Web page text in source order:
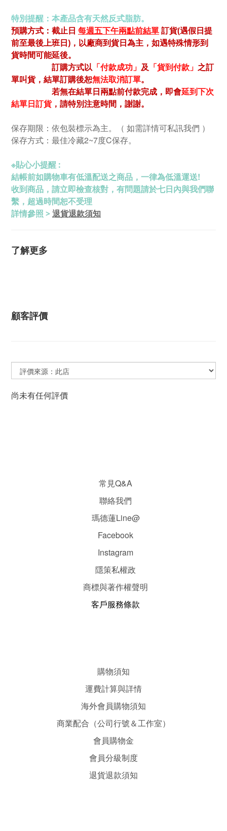
特別提醒：本產品含有天然反式脂肪。
預購方式：截止日 每週五下午兩點前結單訂貨(遇假日提
前至最後上班日) ，以廠商到貨日為主，如遇特殊情形到
貨時間可能延後。
訂購方式以 「付款成功」 及 「貨到付款 」 之訂
單叫貨，結單訂購後恕無法取消訂單。
若無在結單日兩點前付款完成，即會延到下次
結單日訂貨，請特別注意時間，謝謝。
保存期限：依包裝標示為主。（ 如需詳情可私訊我們 ）
保存方式：最佳冷藏2~7度C保存。
※貼心小提醒 :
結帳前如購物車有低溫配送之商品，一律為低溫運送!
收到商品，請立即檢查核對，有問題請於七日內與我們聯
繫，超過時間恕不受理
詳情參照 >退貨退款須知
了解更多
顧客評價
尚未有任何評價
常見Q&A
聯絡我們
瑪德蓮Line@
Facebook
Instagram
隱策私權政
商標與著作權聲明
客戶服務條款
購物須知
運費計算與詳情
海外會員購物須知
商業配合（公司行號＆工作室）
會員購物金
會員分級制度
退貨退款須知